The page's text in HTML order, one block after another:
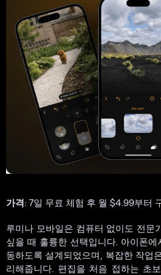
가격: 7일 무료 체험 후 월 $4.99부터
루미나 모바일은 컴퓨터 없이도 전문
싶을 때 훌륭한 선택입니다. 아이폰
동하도록 설계되었으며, 복잡한 작업
리해줍니다. 편집을 처음 접하는 초